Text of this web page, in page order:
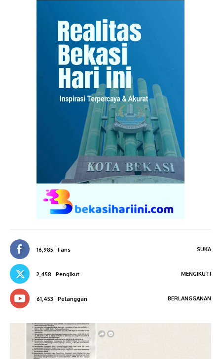
16,985 Fans SUKA
2,458 Pengikut MENGIKUTI
61,453 Pelanggan BERLANGGANAN